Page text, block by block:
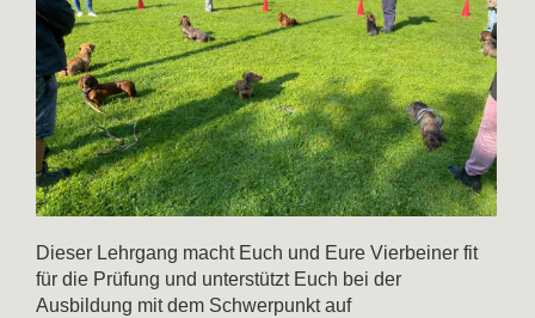
Dieser Lehrgang macht Euch und Eure Vierbeiner fit
für die Prüfung und unterstützt Euch bei der
Ausbildung mit dem Schwerpunkt auf